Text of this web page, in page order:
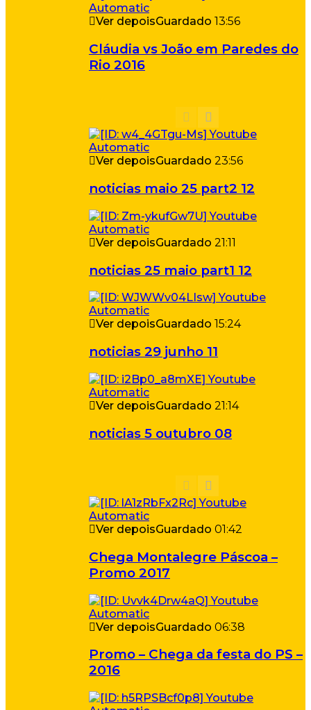
Ver depoisGuardado 13:56
Cláudia vs João em Paredes do
Rio 2016
Ver depoisGuardado 23:56
noticias maio 25 part2 12
Ver depoisGuardado 21:11
noticias 25 maio part1 12
Ver depoisGuardado 15:24
noticias 29 junho 11
Ver depoisGuardado 21:14
noticias 5 outubro 08
Ver depoisGuardado 01:42
Chega Montalegre Páscoa –
Promo 2017
Ver depoisGuardado 06:38
Promo – Chega da festa do PS –
2016